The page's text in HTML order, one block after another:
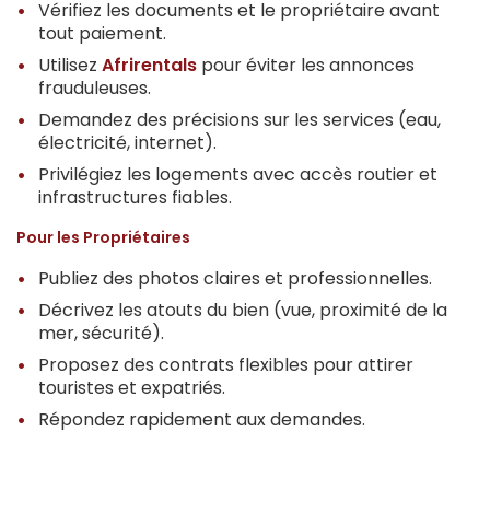
Vérifiez les documents et le propriétaire avant
tout paiement.
Utilisez Afrirentals pour éviter les annonces
frauduleuses.
Demandez des précisions sur les services (eau,
électricité, internet).
Privilégiez les logements avec accès routier et
infrastructures fiables.
Pour les Propriétaires
Publiez des photos claires et professionnelles.
Décrivez les atouts du bien (vue, proximité de la
mer, sécurité).
Proposez des contrats flexibles pour attirer
touristes et expatriés.
Répondez rapidement aux demandes.